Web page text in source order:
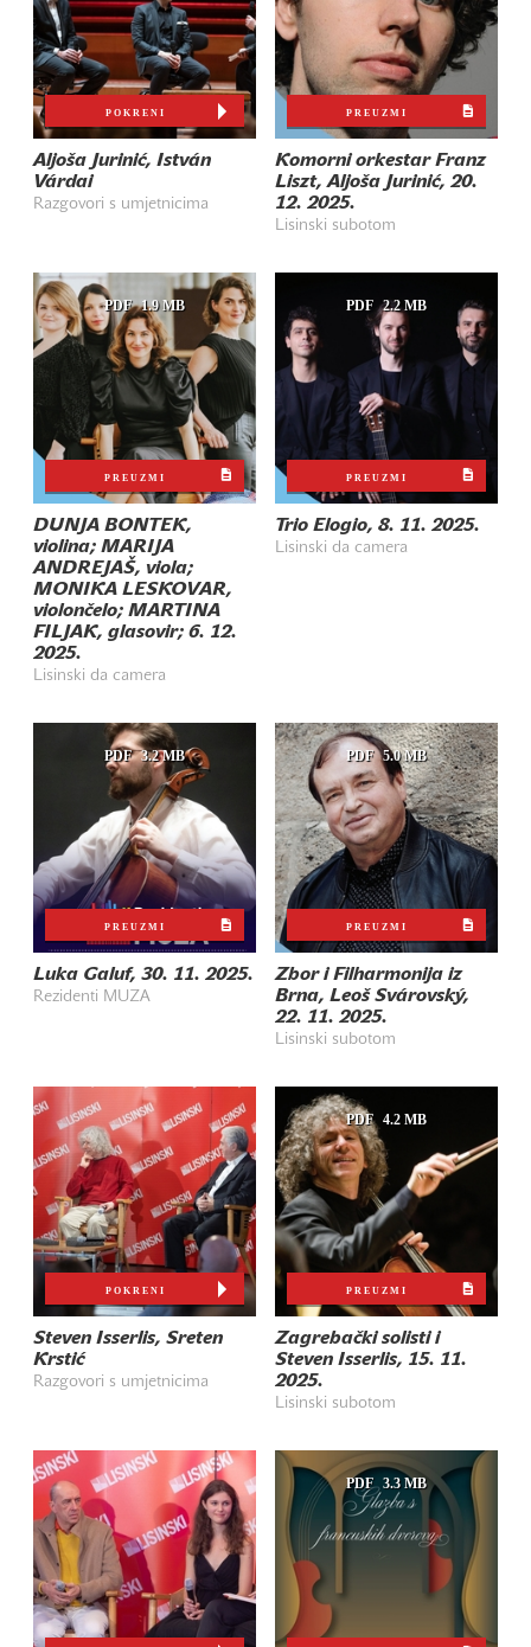
POKRENI
Aljoša Jurinić, István
Várdai
Razgovori s umjetnicima
PREUZMI
Komorni orkestar Franz
Liszt, Aljoša Jurinić, 20.
12. 2025.
Lisinski subotom
PDF 1.9 MB
PREUZMI
DUNJA BONTEK,
violina; MARIJA
ANDREJAŠ, viola;
MONIKA LESKOVAR,
violončelo; MARTINA
FILJAK, glasovir; 6. 12.
2025.
Lisinski da camera
PDF 2.2 MB
PREUZMI
Trio Elogio, 8. 11. 2025.
Lisinski da camera
PDF 3.2 MB
PREUZMI
Luka Galuf, 30. 11. 2025.
Rezidenti MUZA
PDF 5.0 MB
PREUZMI
Zbor i Filharmonija iz
Brna, Leoš Svárovský,
22. 11. 2025.
Lisinski subotom
POKRENI
Steven Isserlis, Sreten
Krstić
Razgovori s umjetnicima
PDF 4.2 MB
PREUZMI
Zagrebački solisti i
Steven Isserlis, 15. 11.
2025.
Lisinski subotom
PDF 3.3 MB